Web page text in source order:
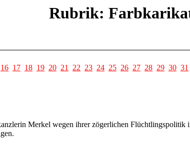
Rubrik:
16 17 18 19 20 21 22 23 24 25 26 27 28 29 30 31
Merkel wegen ihrer zögerlichen